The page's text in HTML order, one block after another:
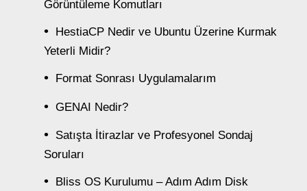
Görüntüleme Komutları
HestiaCP Nedir ve Ubuntu Üzerine Kurmak
Yeterli Midir?
Format Sonrası Uygulamalarım
GENAI Nedir?
Satışta İtirazlar ve Profesyonel Sondaj
Soruları
Bliss OS Kurulumu – Adım Adım Disk